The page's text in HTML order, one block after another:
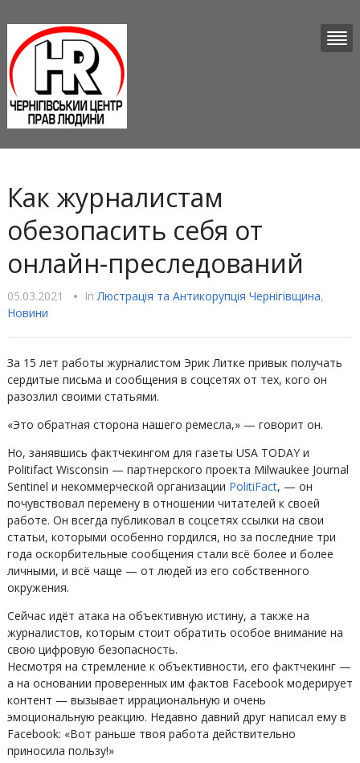
Как журналистам
обезопасить себя от
онлайн-преследований
05.03.2021 • InЛюстрацiя та Антикорупцiя Чернігівщина,
Новини
За 15 лет работы журналистом Эрик Литке привык получать
сердитые письма и сообщения в соцсетях от тех, кого он
разозлил своими статьями.
«Это обратная сторона нашего ремесла,» — говорит он.
Но, занявшись фактчекингом для газеты USA TODAY и
Politifact Wisconsin — партнерского проекта Milwaukee Journal
Sentinel и некоммерческой организации PolitiFact, — он
почувствовал перемену в отношении читателей к своей
работе. Он всегда публиковал в соцсетях ссылки на свои
статьи, которыми особенно гордился, но за последние три
года оскорбительные сообщения стали всё более и более
личными, и всё чаще — от людей из его собственного
окружения.
Сейчас идёт атака на объективную истину, а также на
журналистов, которым стоит обратить особое внимание на
свою цифровую безопасность.
Несмотря на стремление к объективности, его фактчекинг —
а на основании проверенных им фактов Facebook модерирует
контент — вызывает иррациональную и очень
эмоциональную реакцию. Недавно давний друг написал ему в
Facebook: «Вот раньше твоя работа действительно
приносила пользу!»